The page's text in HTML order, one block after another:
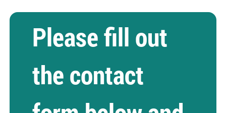
Please fill out
the contact